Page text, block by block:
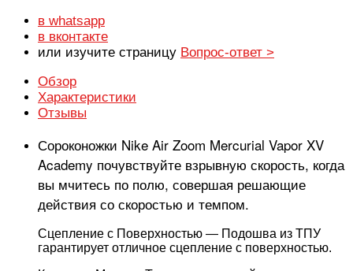
в whatsapp
в вконтакте
или изучите страницу Вопрос-ответ >
Обзор
Характеристики
Отзывы
Сороконожки Nike Air Zoom Mercurial Vapor XV
Academy почувствуйте взрывную скорость, когда
вы мчитесь по полю, совершая решающие
действия со скоростью и темпом.
Сцепление с Поверхностью — Подошва из ТПУ
гарантирует отличное сцепление с поверхностью.